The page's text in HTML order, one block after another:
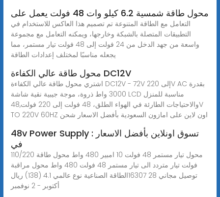
محول طاقة شمسية 6.2 كيلو وات 48 فولت يعمل على
التعامل مع الطاقة المتنوعة تم تصميم هذا العاكس للاستخدام في
التطبيقات المتصلة بالشبكة وخارجها، ويمكنه التعامل مع مجموعة
واسعة من جهد الدخل من 24 فولت إلى 48 فولت تيار مستمر، مما
يجعله مناسبًا لمختلف إعدادات الطاقة
محول طاقة عالي الكفاءة DC12V
اشتري محول طاقة عالي الكفاءة DC12V - 72V إلى 220V AC بقدرة
3000 واط ذروة، موجة جيبية نقية شاشة LCD مناسبة للمنزل
والاحتياجات الطارئة في الهواء الطلق، 48 فولت إلى 220 فولت,48V
TO 220V 60HZ اون لاين على امازون السعودية بأفضل الاسعار شحن
48v Power Supply : تسوق اونلاين بأفضل الاسعار
في
محول تيار مستمر 48 فولت 10 امبير 480 واط محول طاقة 110/220
فولت تيار متردد الى تيار مستمر 48 فولت 480 واط محول مراقبة
الطاقة الصناعية نوع عالمي 4.1 (138) ريال‎163‎07 ‏ توصيل مجاني 28
أكتوبر - 2 نوفمبر